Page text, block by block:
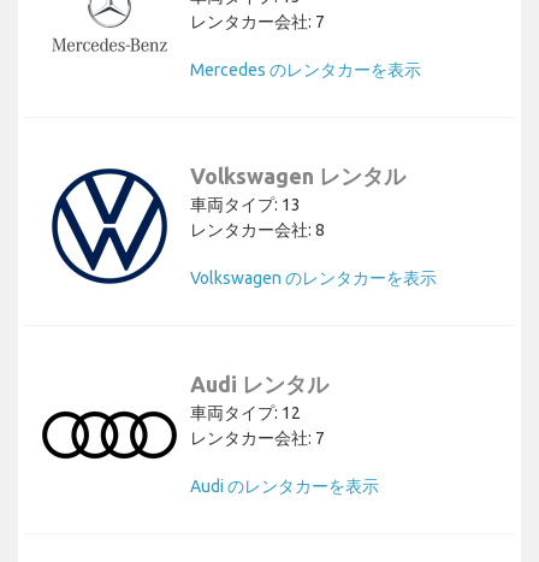
レンタカー会社: 7
Mercedes のレンタカーを表示
Volkswagen レンタル
車両タイプ: 13
レンタカー会社: 8
Volkswagen のレンタカーを表示
Audi レンタル
車両タイプ: 12
レンタカー会社: 7
Audi のレンタカーを表示